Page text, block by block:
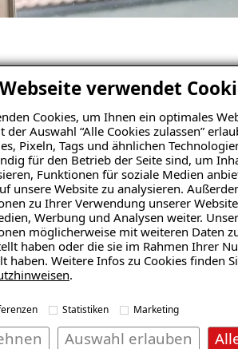
verwendet
Cookies, um Ihnen ein optimales
der Auswahl “Alle Cookies zulassen”
Pixeln, Tags und ähnlichen
für den Betrieb der Seite sind, um
Funktionen für soziale Medien
unsere Website zu analysieren.
zu Ihrer Verwendung unserer
Werbung und Analysen weiter.
möglicherweise mit weiteren Daten
haben oder die sie im Rahmen Ihrer
haben. Weitere Infos zu Cookies finden
.
Statistiken Marketing
Auswahl erlauben
von wiederkehrendem
Reinigungsversuche kehrte der
auch die Besorgnis der Mieter
eine professionelle
auf. Die drängende Frage